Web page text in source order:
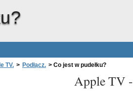
TV. > Podłącz. > Co jest w pudełku?
Apple TV -